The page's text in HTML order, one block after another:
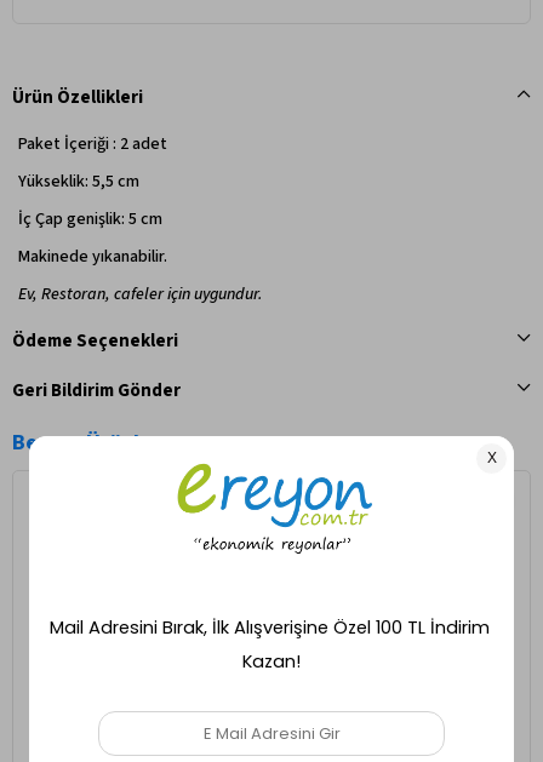
Ürün Özellikleri
Paket İçeriği : 2 adet
Yükseklik: 5,5 cm
İç Çap genişlik: 5 cm
Makinede yıkanabilir.
Ev, Restoran, cafeler için uygundur.
Ödeme Seçenekleri
Geri Bildirim Gönder
Benzer Ürünler
Hızlı Kargo